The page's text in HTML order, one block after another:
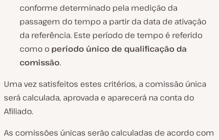
conforme determinado pela medição da
passagem do tempo a partir da data de ativação
da referência. Este período de tempo é referido
como o período único de qualificação da
comissão.
Uma vez satisfeitos estes critérios, a comissão única
será calculada, aprovada e aparecerá na conta do
Afiliado.
As comissões únicas serão calculadas de acordo com